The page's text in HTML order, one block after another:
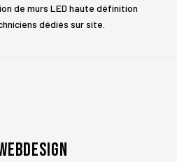
de murs LED haute définition
dédiés sur site.